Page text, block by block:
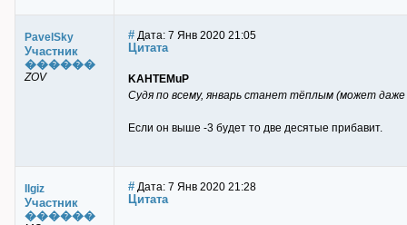
PavelSky
Участник
������
ZOV
# Дата: 7 Янв 2020 21:05
Цитата
KAHTEMuP
Судя по всему, январь станет тёплым (может
Если он выше -3 будет то две десятые прибавит.
Ilgiz
Участник
������
# Дата: 7 Янв 2020 21:28
Цитата